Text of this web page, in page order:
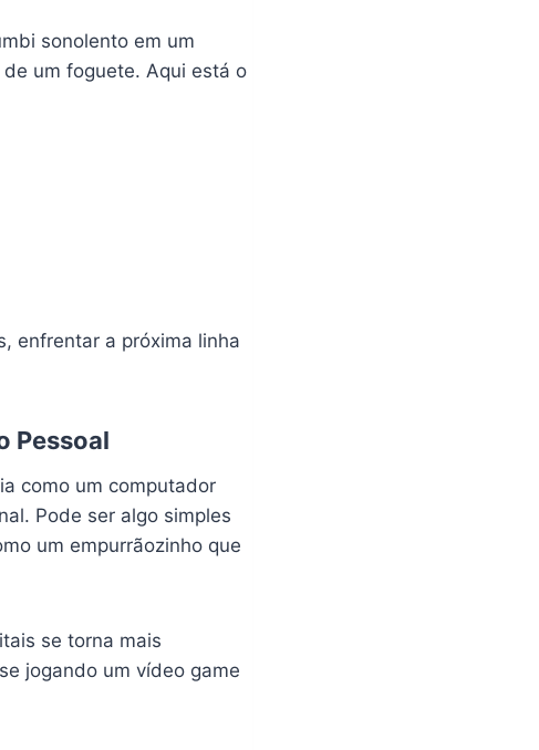
sonolento em um
um foguete. Aqui está o
enfrentar a próxima linha
Pessoal
como um computador
Pode ser algo simples
um empurrãozinho que
se torna mais
jogando um vídeo game